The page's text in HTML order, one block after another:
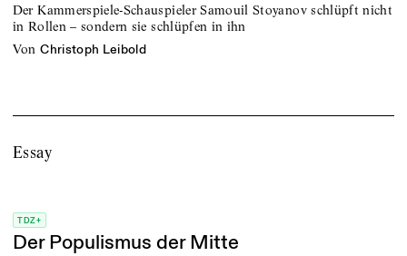
Der Kammerspiele-Schauspieler Samouil Stoyanov schlüpft nicht
in Rollen – sondern sie schlüpfen in ihn
von Christoph Leibold
Essay
TDZ+
Der Populismus der Mitte